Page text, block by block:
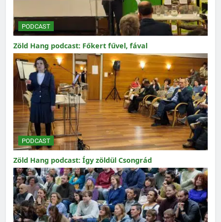
PODCAST
Zöld Hang podcast: Főkert fűvel, fával
PODCAST
Zöld Hang podcast: Így zöldül Csongrád